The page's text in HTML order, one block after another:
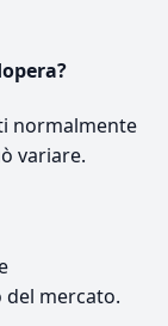
normalmente
variare.
del mercato.